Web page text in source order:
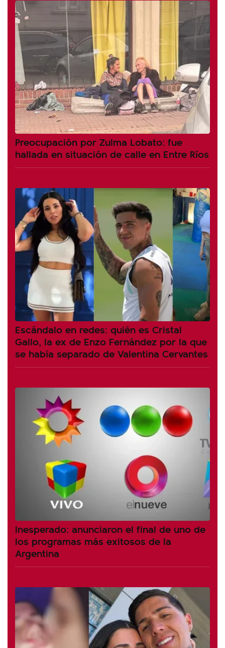
Preocupación por Zulma Lobato: fue
hallada en situación de calle en Entre Ríos
Escándalo en redes: quién es Cristal
Gallo, la ex de Enzo Fernández por la que
se había separado de Valentina Cervantes
Inesperado: anunciaron el final de uno de
los programas más exitosos de la
Argentina